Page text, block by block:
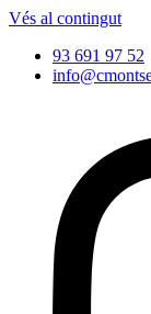
Vés al contingut
93 691 97 52